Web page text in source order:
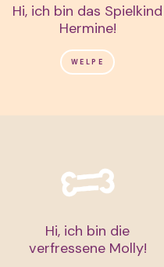
Hi, ich bin das Spielkind
Hermine!
WELPE
Hi, ich bin die
verfressene Molly!